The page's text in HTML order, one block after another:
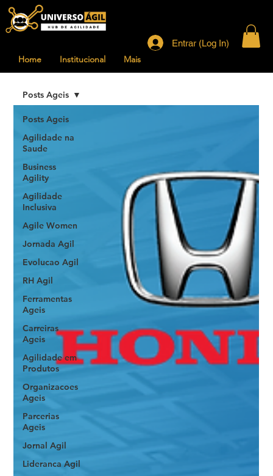
Home Institucional Mais
Entrar (Log In)
Posts Ageis
Agilidade na
Saude
Business
Agility
Agilidade
Inclusiva
Agile Women
Jornada Agil
Evolucao Agil
RH Agil
Ferramentas
Ageis
Carreiras
Ageis
Agilidade em
Produtos
Organizacoes
Ageis
Parcerias
Ageis
Jornal Agil
Lideranca Agil
Posts Ageis